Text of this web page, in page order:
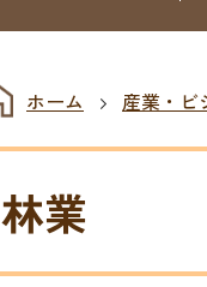
ホーム 産業・ビ
林業